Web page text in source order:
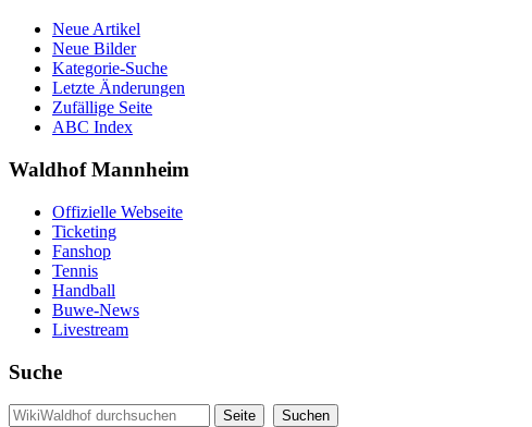
Neue Artikel
Neue Bilder
Kategorie-Suche
Letzte Änderungen
Zufällige Seite
ABC Index
Waldhof Mannheim
Offizielle Webseite
Ticketing
Fanshop
Tennis
Handball
Buwe-News
Livestream
Suche